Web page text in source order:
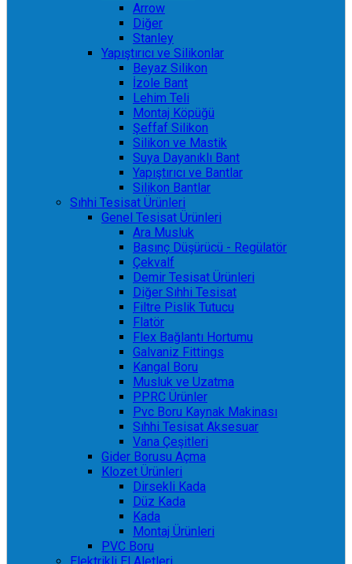
Arrow
Diğer
Stanley
Yapıştırıcı ve Silikonlar
Beyaz Silikon
İzole Bant
Lehim Teli
Montaj Köpüğü
Şeffaf Silikon
Silikon ve Mastik
Suya Dayanıklı Bant
Yapıştırıcı ve Bantlar
Silikon Bantlar
Sıhhi Tesisat Ürünleri
Genel Tesisat Ürünleri
Ara Musluk
Basınç Düşürücü - Regülatör
Çekvalf
Demir Tesisat Ürünleri
Diğer Sıhhi Tesisat
Filtre Pislik Tutucu
Flatör
Flex Bağlantı Hortumu
Galvaniz Fittings
Kangal Boru
Musluk ve Uzatma
PPRC Ürünler
Pvc Boru Kaynak Makinası
Sıhhi Tesisat Aksesuar
Vana Çeşitleri
Gider Borusu Açma
Klozet Ürünleri
Dirsekli Kada
Düz Kada
Kada
Montaj Ürünleri
PVC Boru